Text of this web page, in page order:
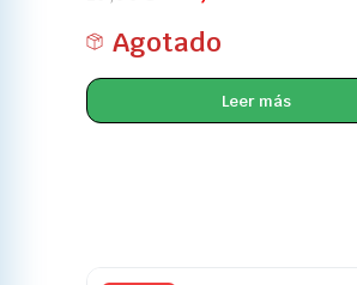
Agotado
Leer más